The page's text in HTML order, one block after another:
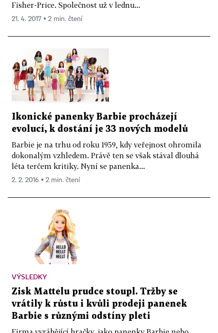
Fisher-Price. Společnost už v lednu...
21. 4. 2017 ▪ 2 min. čtení
Ikonické panenky Barbie procházejí
evolucí, k dostání je 33 nových modelů
Barbie je na trhu od roku 1959, kdy veřejnost ohromila
dokonalým vzhledem. Právě ten se však stával dlouhá
léta terčem kritiky. Nyní se panenka...
2. 2. 2016 ▪ 2 min. čtení
VÝSLEDKY
Zisk Mattelu prudce stoupl. Tržby se
vrátily k růstu i kvůli prodeji panenek
Barbie s různými odstíny pleti